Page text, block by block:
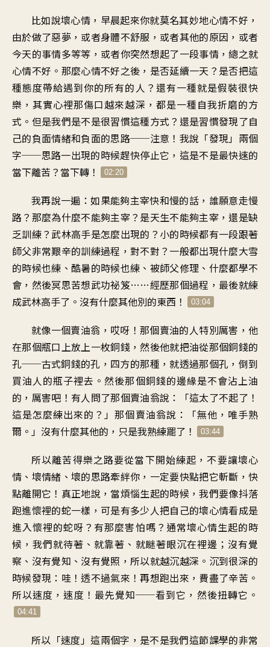
比如說壞心情，早晨起來你就莫名其妙地心情不好，
由於做了惡夢，或者身體不舒服，或者其他的原因，或者
今天的事情多等等，或者你突然想起了一段事情，總之就
心情不好。那麼心情不好之後，是否延續一天？是否把這
種態度帶給遇到你的所有的人？還有一種就是假裝很快
樂，其實心裡那傷口越來越深，都是一種自我折磨的方
式。但是我們是不是很習慣這種方式？還是習慣發現了自
己的負面情緒和負面的思路──注意！我說「發現」兩個
字──思路一出現的時候趕快停止它，這是不是最快速的
當下離苦？當下轉！
02:20
我再說一遍：如果能夠主宰快和慢的話，誰願意走慢
路？那麼為什麼不能夠主宰？是天生不能夠主宰，還是缺
乏訓練？武林高手是怎麼出現的？小的時候都有一段跟著
師父非常艱辛的訓練過程，對不對？一般都出現什麼大雪
的時候也練、酷暑的時候也練、被師父修理、什麼都學不
會，然後冥思苦想武功祕笈……經歷那個過程，最後就練
成武林高手了。沒有什麼其他別的東西！
03:04
就像一個賣油翁，哎呀！那個賣油的人特別厲害，他
在那個瓶口上放上一枚銅錢，然後他就把油從那個銅錢的
孔──古式銅錢的孔，四方的那種，就透過那個孔，倒到
買油人的瓶子裡去。然後那個銅錢的邊緣是不會沾上油
的，厲害吧！有人問了那個賣油翁說：「這太了不起了！
這是怎麼練出來的？」那個賣油翁說：「無他，唯手熟
爾。」沒有什麼其他的，只是我熟練罷了！
03:44
所以離苦得樂之路要從當下開始練起，不要讓壞心
情、壞情緒、壞的思路牽絆你，一定要快點把它斬斷，快
點離開它！真正地說，當煩惱生起的時候，我們要像抖落
跑進懷裡的蛇一樣，可是有多少人把自己的壞心情看成是
進入懷裡的蛇呀？有那麼害怕嗎？通常壞心情生起的時
候，我們就待著、就靠著、就瞇著眼沉在裡邊；沒有覺
察、沒有覺知、沒有覺照，所以就越沉越深。沉到很深的
時候發現：哇！透不過氣來！再想跑出來，費盡了辛苦。
所以速度，速度！最先覺知──看到它，然後扭轉它。
04:41
所以「速度」這兩個字，是不是我們這節課學的非常